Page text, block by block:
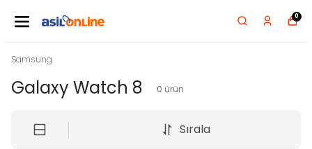
0
Samsung
Galaxy Watch 8 0 ürün
Sırala